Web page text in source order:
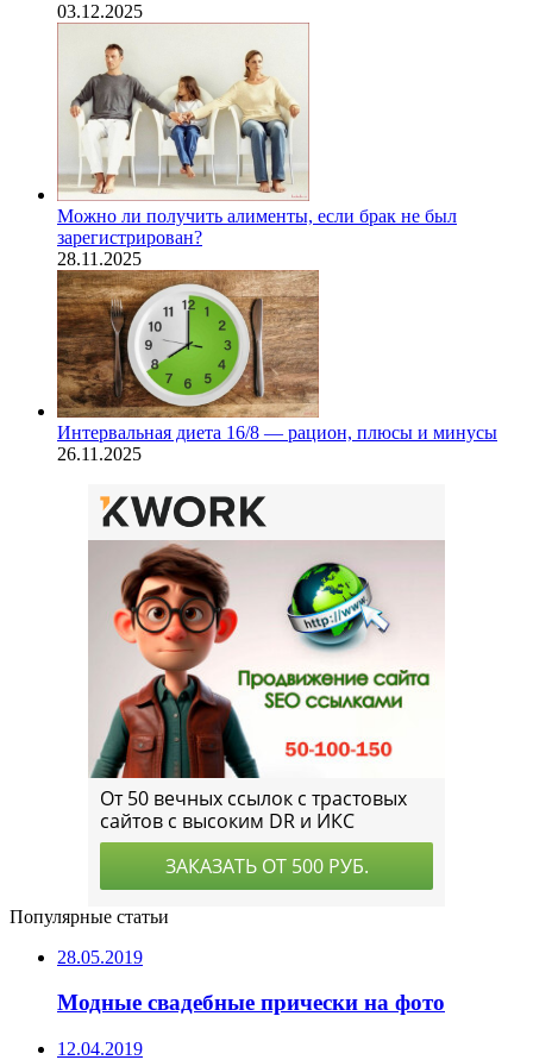
03.12.2025
Можно ли получить алименты, если брак не был
зарегистрирован?
28.11.2025
Интервальная диета 16/8 — рацион, плюсы и минусы
26.11.2025
Популярные статьи
28.05.2019
Модные свадебные прически на фото
12.04.2019